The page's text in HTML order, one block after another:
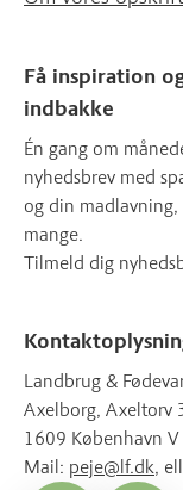
Få inspiration
indbakke
Én gang om
nyhedsbrev med
og din
mange.
Tilmeld dig
Landbrug &
Axelborg, Axeltorv
1609 København V
Mail: peje@lf.dk,